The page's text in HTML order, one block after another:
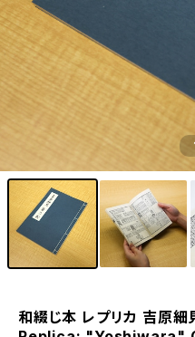
和綴じ本 レプリカ 吉原